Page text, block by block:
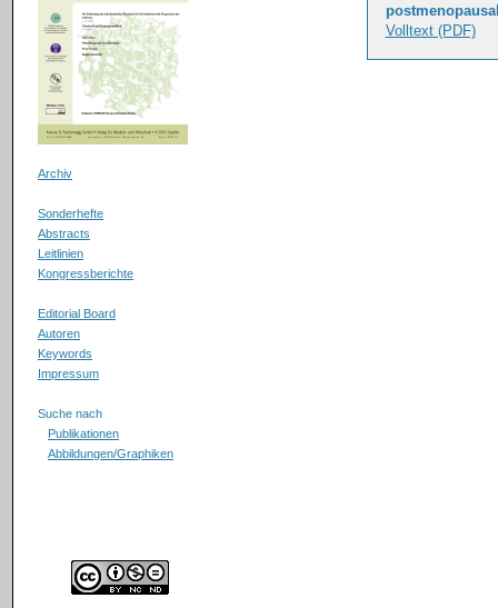
Archiv
Sonderhefte
Abstracts
Leitlinien
Kongressberichte
Editorial Board
Autoren
Keywords
Impressum
Suche nach
Publikationen
Abbildungen/Graphiken
Volltext (PDF)